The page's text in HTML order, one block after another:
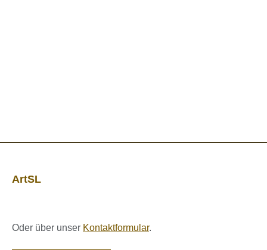
ArtSL
Oder über unser Kontaktformular.